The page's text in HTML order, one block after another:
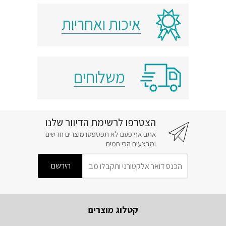
איכות ואחריות
משלוחים
הצטרפו לרשימת הדיוור שלנו
אתם אף פעם לא תפספסו מוצרים חדשים
ומבצעים הכי חמים
קטלוג מוצרים